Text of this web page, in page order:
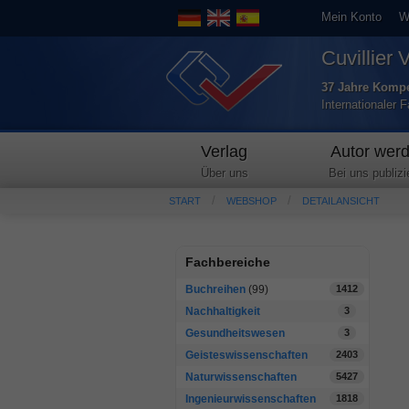
Mein Konto
Cuvillier
37 Jahre
Internationaler
Verlag
Über uns
Autor
Bei uns
START WEBSHOP DETAILANSICHT
Fachbereiche
Buchreihen (99) 1412
Nachhaltigkeit 3
Gesundheitswesen 3
Geisteswissenschaften 2403
Naturwissenschaften 5427
Ingenieurwissenschaften 1818